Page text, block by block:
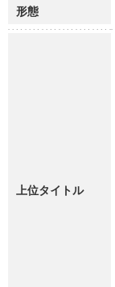
形態
上位タイトル